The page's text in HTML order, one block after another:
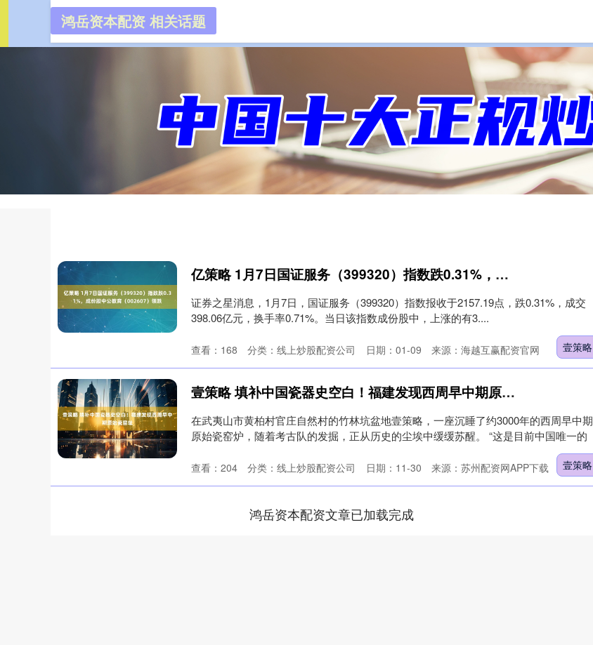
鸿岳资本配资 相关话题
亿策略 1月7日国证服务（399320）指数跌0.31%，成份股中公教育（002607）领跌
证券之星消息，1月7日，国证服务（399320）指数报收于2157.19点，跌0.31%，成交
398.06亿元，换手率0.71%。当日该指数成份股中，上涨的有3....
壹策略
日期：01-09 来源：海越互赢配资官网
查看： 168 分类： 线上炒股配资公司
壹策略 填补中国瓷器史空白！福建发现西周早中期原始瓷窑址
在武夷山市黄柏村官庄自然村的竹林坑盆地壹策略，一座沉睡了约3000年的西周早中期
原始瓷窑炉，随着考古队的发掘，正从历史的尘埃中缓缓苏醒。 “这是目前中国唯一的
壹策略
日期：11-30 来源：苏州配资网APP下载
查看： 204 分类： 线上炒股配资公司
鸿岳资本配资文章已加载完成